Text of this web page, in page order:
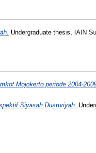
Undergraduate thesis, IAIN
Mojokerto periode 2004-
Siyasah Dusturiyah.